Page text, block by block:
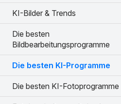
KI-Bilder & Trends
Die besten
Bildbearbeitungsprogramme
Die besten KI-Programme
Die besten KI-Fotoprogramme